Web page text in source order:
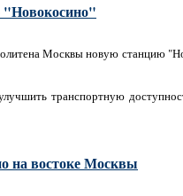
"Новокосино"
Москвы новую станцию
транспортную
на востоке Москвы